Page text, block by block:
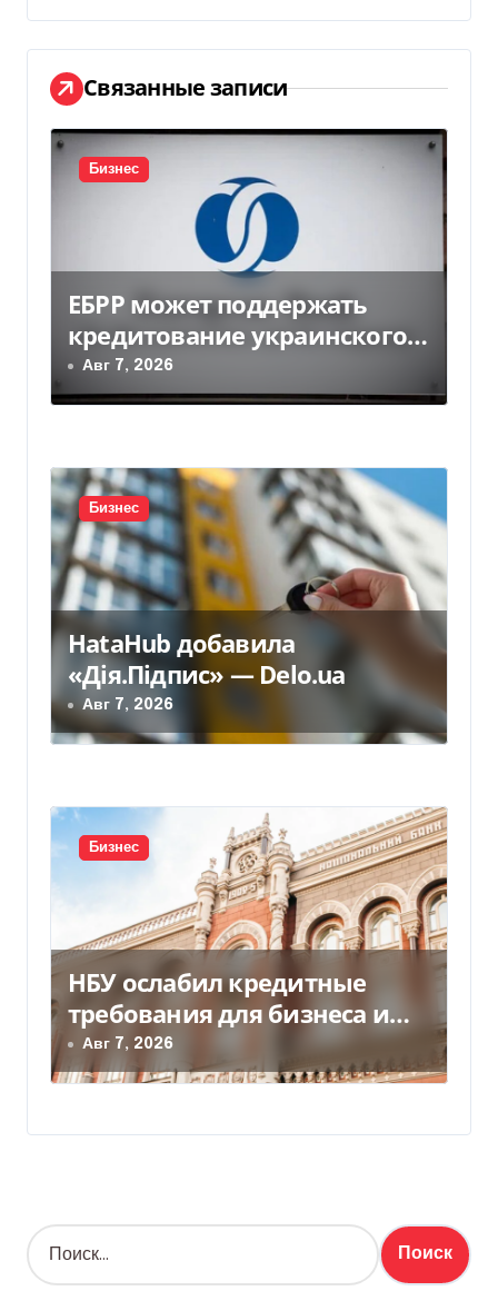
а
ц
и
я
з
а
п
с
я
м
Связанные записи
Бизнес
ЕБРР может поддержать
кредитование украинского
бизнеса на 300 млн евро —
Delo.ua
Авг 7, 2026
Бизнес
HataHub добавила
«Дія.Підпис» — Delo.ua
Авг 7, 2026
Бизнес
НБУ ослабил кредитные
требования для бизнеса и
аграриев из-за атак РФ
Авг 7, 2026
Н
а